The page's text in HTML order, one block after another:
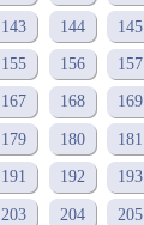
143 144 145
155 156 157
167 168 169
179 180 181
191 192 193
203 204 205